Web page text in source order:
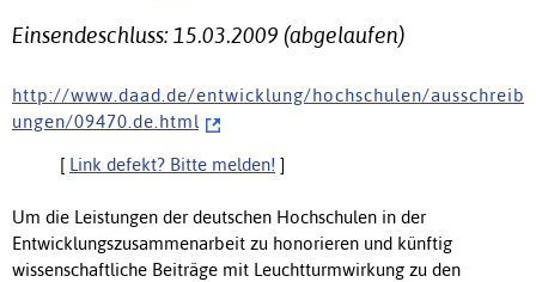
Einsendeschluss: 15.03.2009 (abgelaufen)
h t t p : / / w w w . d a a d . d e / e n t w i c k l u n g / h o c h s c h u l e n / a u s s c h r e i b
u n g e n / 0 9 4 7 0 . d e . h t m l
[ Link defekt? Bitte melden! ]
Um die Leistungen der deutschen Hochschulen in der
Entwicklungszusammenarbeit zu honorieren und künftig
wissenschaftliche Beiträge mit Leuchtturmwirkung zu den